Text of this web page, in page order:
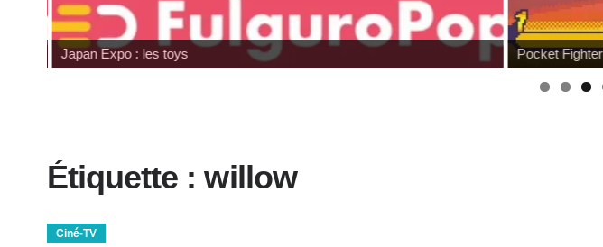
Japan Expo : les toys Pocket Fighter
Étiquette :willow
Ciné-TV